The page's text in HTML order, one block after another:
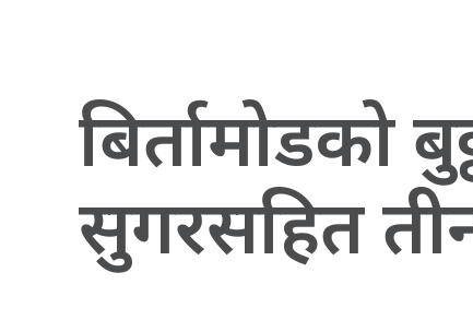
बिर्तामोडको
सुगरसहित